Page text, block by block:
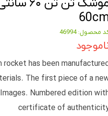
محصول: 46994
has been
The first piece of a
Numbered edition
certificate of